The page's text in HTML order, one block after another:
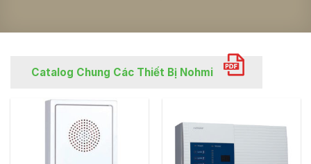
Catalog Chung Các Thiết Bị Nohmi